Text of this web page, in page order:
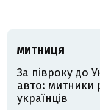
МИТНИЦЯ
За півроку до
авто: митники
українців